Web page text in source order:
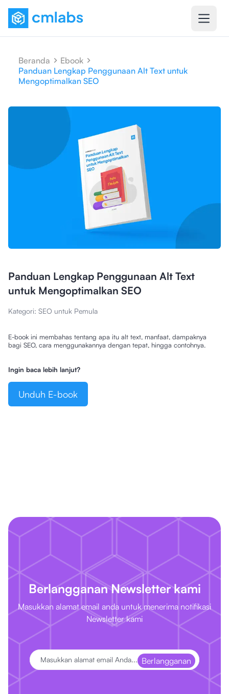
Beranda
Ebook
Panduan Lengkap Penggunaan Alt Text untuk
Mengoptimalkan SEO
Panduan Lengkap Penggunaan Alt Text
untuk Mengoptimalkan SEO
Kategori: SEO untuk Pemula
E-book ini membahas tentang apa itu alt text, manfaat, dampaknya
bagi SEO, cara menggunakannya dengan tepat, hingga contohnya.
Ingin baca lebih lanjut?
Unduh E-book
Berlangganan Newsletter kami
Masukkan alamat email anda untuk menerima notifikasi
Newsletter kami
Berlangganan